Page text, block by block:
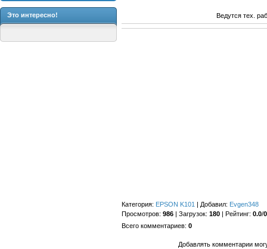
Это интересно! Ведутся тех.
Категория: EPSON K101 Добавил: Evgen348
Просмотров: 986 Загрузок: 180 Рейтинг: 0.0/0
Всего комментариев: 0
Добавлять комментарии